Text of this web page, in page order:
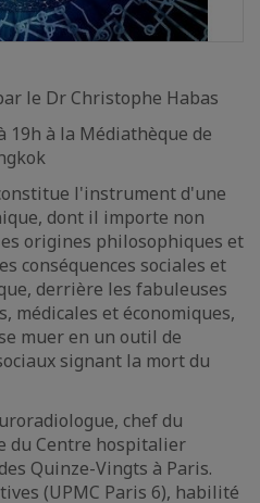
le Dr Christophe Habas
19h à la Médiathèque de
l'instrument d'une
dont il importe non
origines philosophiques et
conséquences sociales et
derrière les fabuleuses
médicales et économiques,
muer en un outil de
signant la mort du
chef du
du Centre hospitalier
Quinze-Vingts à Paris.
(UPMC Paris 6), habilité